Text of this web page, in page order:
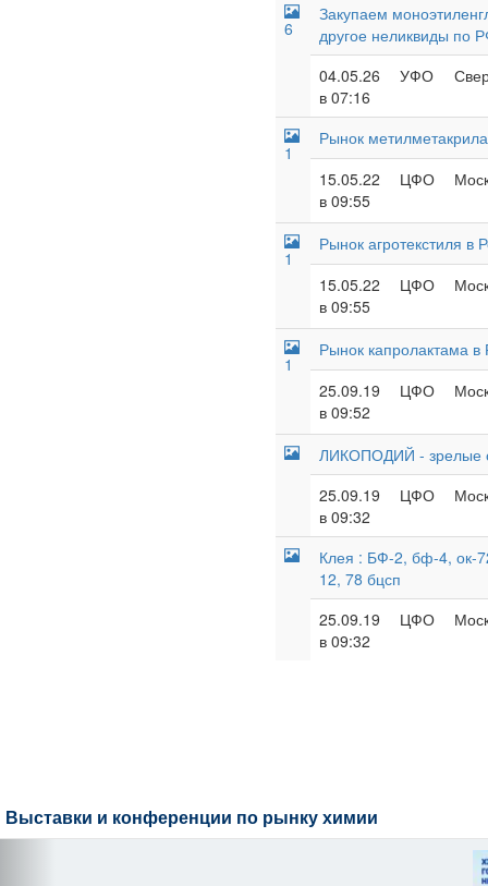
6
Закупаем
другое неликвиды по
04.05.26
в 07:16
УФО
1
Рынок
15.05.22
в 09:55
ЦФО
1
Рынок агротекстиля в
15.05.22
в 09:55
ЦФО
1
Рынок капролактама в
25.09.19
в 09:52
ЦФО
ЛИКОПОДИЙ - зрелые
25.09.19
в 09:32
ЦФО
Клея : БФ-2, бф-4, ок-
12, 78 бцсп
25.09.19
в 09:32
ЦФО
Выставки и конференции по рынку химии